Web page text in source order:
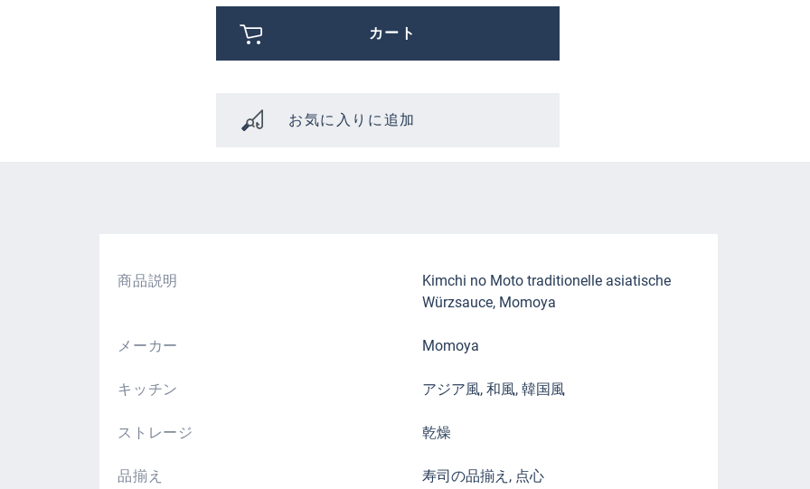
カート
お気に入りに追加
商品説明
Kimchi no Moto traditionelle asiatische
Würzsauce, Momoya
メーカー Momoya
キッチン アジア風, 和風, 韓国風
ストレージ 乾燥
品揃え 寿司の品揃え, 点心